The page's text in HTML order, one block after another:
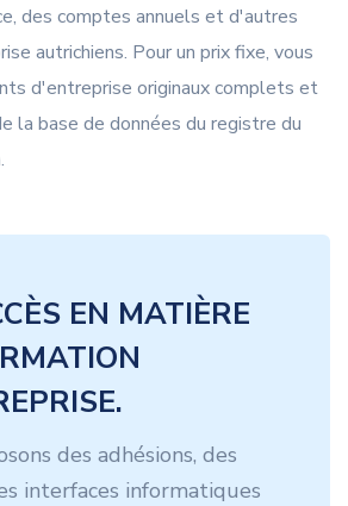
des comptes annuels et d'autres
autrichiens. Pour un prix fixe, vous
d'entreprise originaux complets et
la base de données du registre du
EN MATIÈRE
des adhésions, des
interfaces informatiques